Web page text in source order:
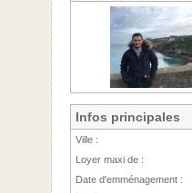
Infos principales
Ville :
Loyer maxi de :
Date d'emménagement :